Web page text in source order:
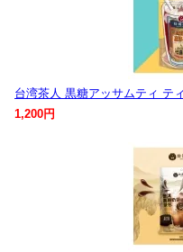
台湾茶人 黒糖アッサムティ テ
1,200円